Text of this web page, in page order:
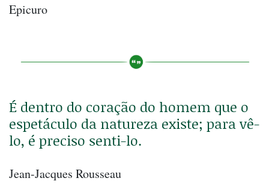
Epicuro
É dentro do coração do homem que o
espetáculo da natureza existe; para vê-
lo, é preciso senti-lo.
Jean-Jacques Rousseau